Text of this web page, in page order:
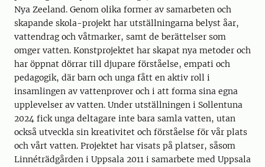
Nya Zeeland. Genom olika former av samarbeten och
skapande skola-projekt har utställningarna belyst åar,
vattendrag och våtmarker, samt de berättelser som
omger vatten. Konstprojektet har skapat nya metoder och
har öppnat dörrar till djupare förståelse, empati och
pedagogik, där barn och unga fått en aktiv roll i
insamlingen av vattenprover och i att forma sina egna
upplevelser av vatten. Under utställningen i Sollentuna
2024 fick unga deltagare inte bara samla vatten, utan
också utveckla sin kreativitet och förståelse för vår plats
och vårt vatten. Projektet har visats på platser, såsom
Linnéträdgården i Uppsala 2011 i samarbete med Uppsala